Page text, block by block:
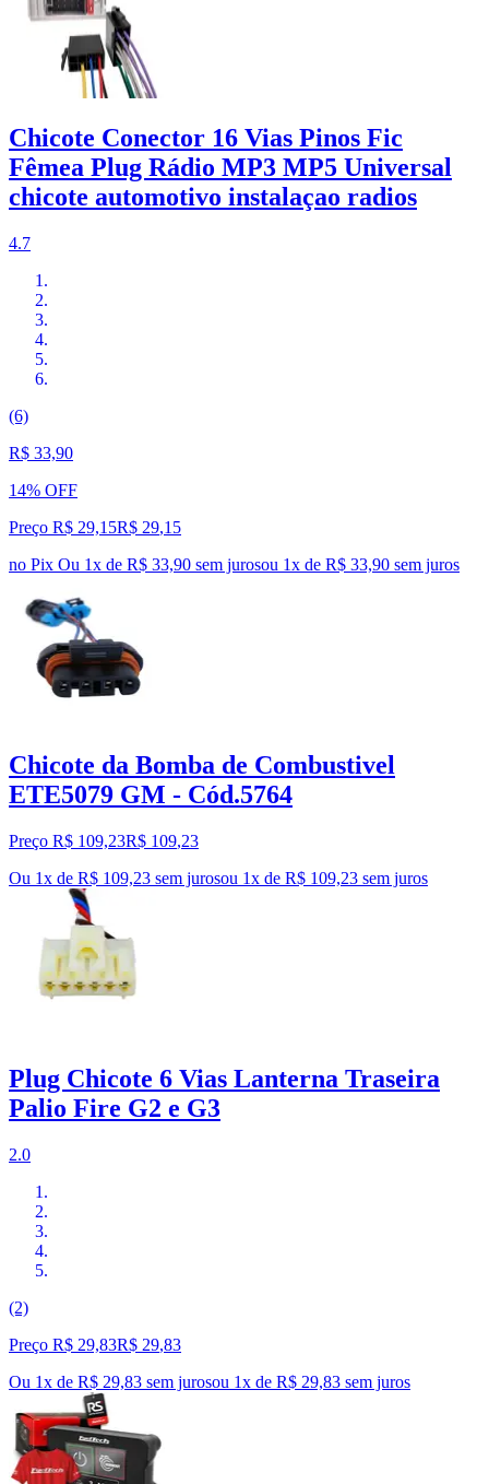
Chicote Conector 16 Vias Pinos Fic
Fêmea Plug Rádio MP3 MP5 Universal
chicote automotivo instalaçao radios
4.7
(6)
R$ 33,90
14% OFF
Preço R$ 29,15R$ 29,15
no Pix Ou 1x de R$ 33,90 sem jurosou 1x de R$ 33,90 sem juros
Chicote da Bomba de Combustivel
ETE5079 GM - Cód.5764
Preço R$ 109,23R$ 109,23
Ou 1x de R$ 109,23 sem jurosou 1x de R$ 109,23 sem juros
Plug Chicote 6 Vias Lanterna Traseira
Palio Fire G2 e G3
2.0
(2)
Preço R$ 29,83R$ 29,83
Ou 1x de R$ 29,83 sem jurosou 1x de R$ 29,83 sem juros